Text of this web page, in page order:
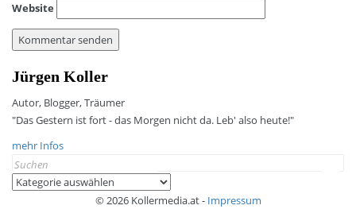
Website
Jürgen Koller
Autor, Blogger, Träumer
"Das Gestern ist fort - das Morgen nicht da. Leb' also heute!"
mehr Infos
Search
for:
Kategorien
© 2026 Kollermedia.at - Impressum